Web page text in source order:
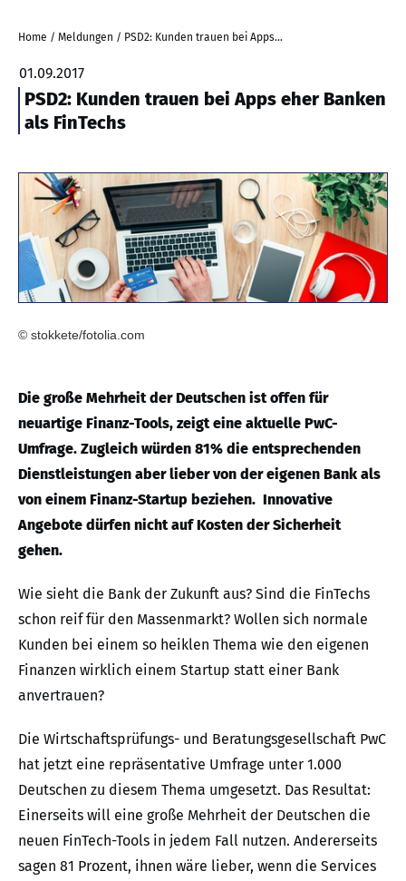
Home / Meldungen / PSD2: Kunden trauen bei Apps eher Banken als FinTechs
01.09.2017
PSD2: Kunden trauen bei Apps eher Banken
als FinTechs
© stokkete/fotolia.com
Die große Mehrheit der Deutschen ist offen für
neuartige Finanz-Tools, zeigt eine aktuelle PwC-
Umfrage. Zugleich würden 81% die entsprechenden
Dienstleistungen aber lieber von der eigenen Bank als
von einem Finanz-Startup beziehen. Innovative
Angebote dürfen nicht auf Kosten der Sicherheit
gehen.
Wie sieht die Bank der Zukunft aus? Sind die FinTechs
schon reif für den Massenmarkt? Wollen sich normale
Kunden bei einem so heiklen Thema wie den eigenen
Finanzen wirklich einem Startup statt einer Bank
anvertrauen?
Die Wirtschaftsprüfungs- und Beratungsgesellschaft PwC
hat jetzt eine repräsentative Umfrage unter 1.000
Deutschen zu diesem Thema umgesetzt. Das Resultat:
Einerseits will eine große Mehrheit der Deutschen die
neuen FinTech-Tools in jedem Fall nutzen. Andererseits
sagen 81 Prozent, ihnen wäre lieber, wenn die Services